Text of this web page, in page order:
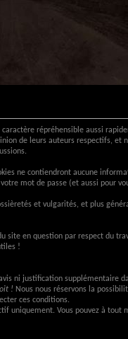
répréhensible aussi
de leurs auteurs respectifs,
ne contiendront aucune
mot de passe (et aussi pour
et vulgarités, et plus
site en question par respect du
!
ni justification
! Nous nous réservons la
ces conditions.
uniquement. Vous pouvez à